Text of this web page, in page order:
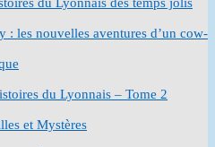
: les nouvelles aventures d’un cow-
du Lyonnais – Tome 2
et Mystères